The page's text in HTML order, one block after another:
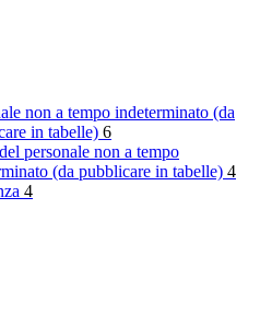
non a tempo indeterminato (da
in tabelle) 6
personale non a tempo
(da pubblicare in tabelle) 4
4